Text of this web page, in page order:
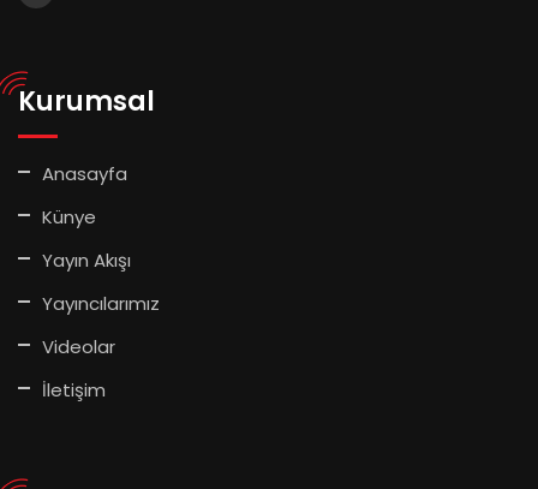
Kurumsal
Anasayfa
Künye
Yayın Akışı
Yayıncılarımız
Videolar
İletişim